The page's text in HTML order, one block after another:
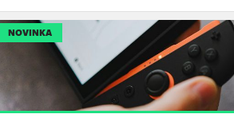
NOVINKA